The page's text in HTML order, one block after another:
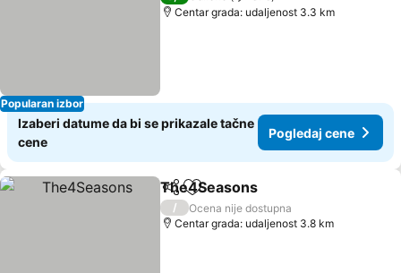
Popularan izbor
Centar grada: udaljenost 3.3 km
Izaberi datume da bi se prikazale tačne
cene
Pogledaj cene
Deli Dodati u favorite
The4Seasons
/
Ocena nije dostupna
Centar grada: udaljenost 3.8 km